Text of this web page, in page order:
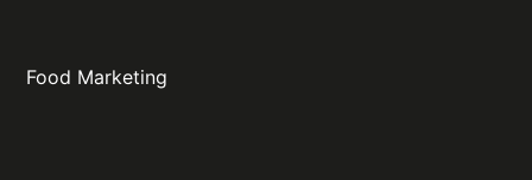
Food Marketing